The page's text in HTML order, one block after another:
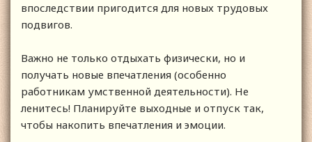
впоследствии пригодится для новых трудовых
подвигов.
Важно не только отдыхать физически, но и
получать новые впечатления (особенно
работникам умственной деятельности). Не
ленитесь! Планируйте выходные и отпуск так,
чтобы накопить впечатления и эмоции.